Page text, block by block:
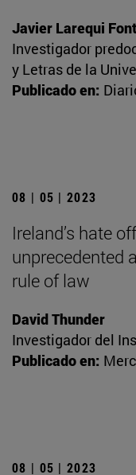
Javier Larequi
Investigador
y Letras de la
Publicado en:
08 | 05 | 2023
Ireland’s hate
unprecedented
rule of law
David Thunder
Investigador del
Publicado en:
08 | 05 | 2023